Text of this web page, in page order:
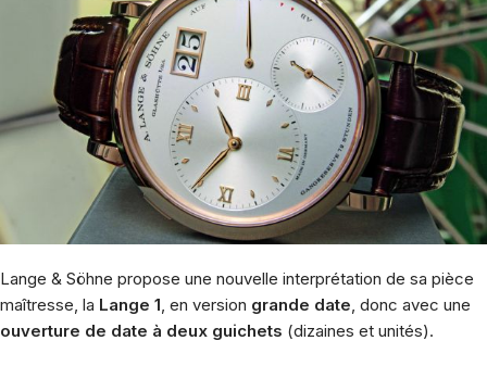
Lange & Söhne propose une nouvelle interprétation de sa pièce
maîtresse, la Lange 1 , en version grande date , donc avec une
ouverture de date à deux guichets (dizaines et unités).